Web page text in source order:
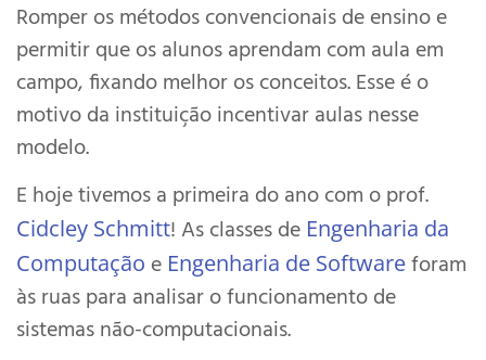
Romper os métodos convencionais de ensino e
permitir que os alunos aprendam com aula em
campo, fixando melhor os conceitos. Esse é o
motivo da instituição incentivar aulas nesse
modelo.
E hoje tivemos a primeira do ano com o prof.
Cidcley Schmitt! As classes de Engenharia da
Computação e Engenharia de Softwareforam
às ruas para analisar o funcionamento de
sistemas não-computacionais.